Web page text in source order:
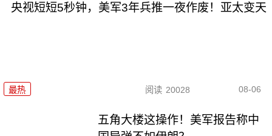
央视短短5秒钟，美军3年兵推一夜作废！亚太变天
最热 阅读 20028 08-06
五角大楼这操作！美军报告称中